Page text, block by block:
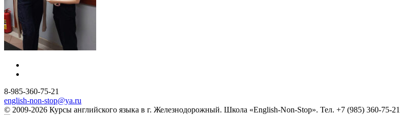
8-985-360-75-21
english-non-stop@ya.ru
© 2009-2026 Курсы английского языка в г. Железнодорожный. Школа «English-Non-Stop». Тел. +7 (985) 360-75-21